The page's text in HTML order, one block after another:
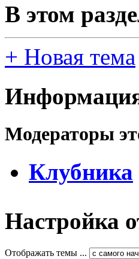
В этом
+ Новая тема
Информация
Модераторы
Клубника
Настройка
Отображать темы ...